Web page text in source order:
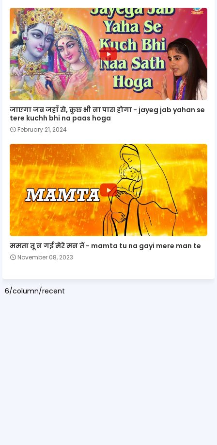
जाएगा जब जहाँ से, कुछ भी ना पास होगा - jayeg jab yahan se
tere kuchh bhi na paas hoga
February 21, 2024
ममता तू न गई मेरे मन तें - mamta tu na gayi mere man te
November 08, 2023
6/column/recent